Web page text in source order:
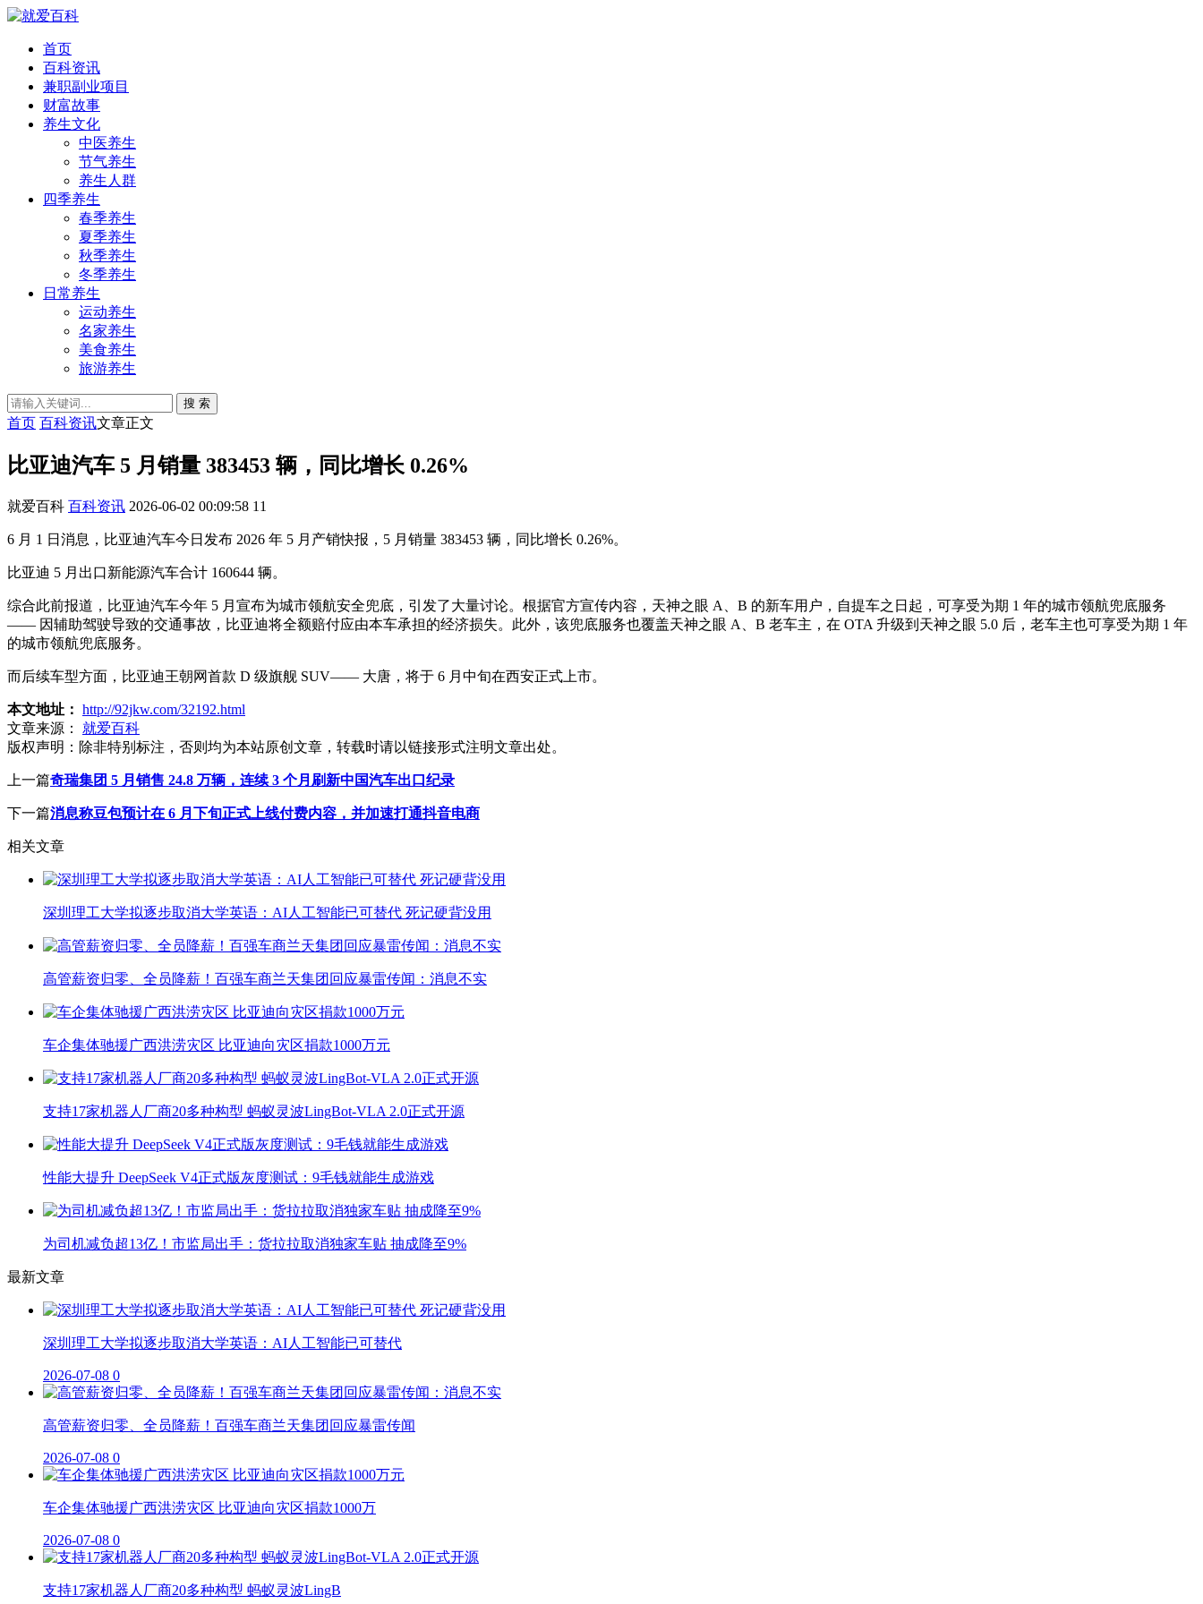
首页
百科资讯
兼职副业项目
财富故事
养生文化
中医养生
节气养生
养生人群
四季养生
春季养生
夏季养生
秋季养生
冬季养生
日常养生
运动养生
名家养生
美食养生
旅游养生
搜 索
首页 百科资讯文章正文
比亚迪汽车 5 月销量 383453 辆，同比增长 0.26%
就爱百科 百科资讯 2026-06-02 00:09:58 11
6 月 1 日消息，比亚迪汽车今日发布 2026 年 5 月产销快报，5 月销量 383453 辆，同比增长 0.26%。
比亚迪 5 月出口新能源汽车合计 160644 辆。
综合此前报道，比亚迪汽车今年 5 月宣布为城市领航安全兜底，引发了大量讨论。根据官方宣传内容，天神之眼 A、B 的新车用户，自提车之日起，可享受为期 1 年的城市领航兜底服务
—— 因辅助驾驶导致的交通事故，比亚迪将全额赔付应由本车承担的经济损失。此外，该兜底服务也覆盖天神之眼 A、B 老车主，在 OTA 升级到天神之眼 5.0 后，老车主也可享受为期 1 年
的城市领航兜底服务。
而后续车型方面，比亚迪王朝网首款 D 级旗舰 SUV—— 大唐，将于 6 月中旬在西安正式上市。
本文地址： http://92jkw.com/32192.html
文章来源：
就爱百科
版权声明： 除非特别标注，否则均为本站原创文章，转载时请以链接形式注明文章出处。
上一篇奇瑞集团 5 月销售 24.8 万辆，连续 3 个月刷新中国汽车出口纪录
下一篇消息称豆包预计在 6 月下旬正式上线付费内容，并加速打通抖音电商
相关文章
深圳理工大学拟逐步取消大学英语：AI人工智能已可替代 死记硬背没用
高管薪资归零、全员降薪！百强车商兰天集团回应暴雷传闻：消息不实
车企集体驰援广西洪涝灾区 比亚迪向灾区捐款1000万元
支持17家机器人厂商20多种构型 蚂蚁灵波LingBot-VLA 2.0正式开源
性能大提升 DeepSeek V4正式版灰度测试：9毛钱就能生成游戏
为司机减负超13亿！市监局出手：货拉拉取消独家车贴 抽成降至9%
最新文章
深圳理工大学拟逐步取消大学英语：AI人工智能已可替代
2026-07-08 0
高管薪资归零、全员降薪！百强车商兰天集团回应暴雷传闻
2026-07-08 0
车企集体驰援广西洪涝灾区 比亚迪向灾区捐款1000万
2026-07-08 0
支持17家机器人厂商20多种构型 蚂蚁灵波LingB